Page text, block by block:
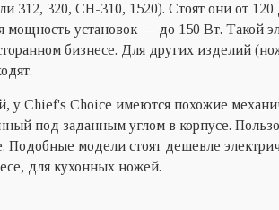
312, 320,CH-310, 1520).Стоят они от 120
мощность установок — до 150 Вт. Такой
бизнесе. Для других изделий
уChief's Choice имеются похожие
под заданным углом в корпусе.
Подобные модели стоят дешевле
для кухонных ножей.